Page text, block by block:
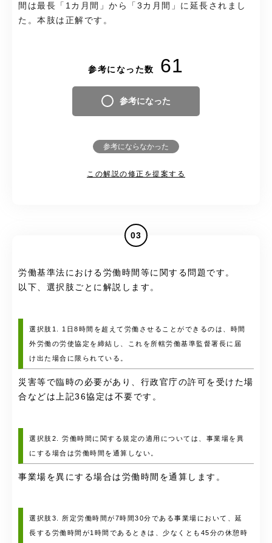
間は最長「1カ月間」から「3カ月間」に延長されまし
た。本肢は正解です。
参考になった数 61
参考になった
参考にならなかった
この解説の修正を提案する
03
労働基準法における労働時間等に関する問題です。
以下、選択肢ごとに解説します。
選択肢1. 1日8時間を超えて労働させることができるのは、時間
外労働の労使協定を締結し、これを所轄労働基準監督署長に届
け出た場合に限られている。
災害等で臨時の必要があり、行政官庁の許可を受けた場
合などは上記36協定は不要です。
選択肢2. 労働時間に関する規定の適用については、事業場を異
にする場合は労働時間を通算しない。
事業場を異にする場合は労働時間を通算します。
選択肢3. 所定労働時間が7時間30分である事業場において、延
長する労働時間が1時間であるときは、少なくとも45分の休憩時